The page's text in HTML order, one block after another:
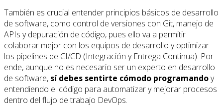
También es crucial entender principios básicos de desarrollo
de software, como control de versiones con Git, manejo de
APIs y depuración de código, pues ello va a permitir
colaborar mejor con los equipos de desarrollo y optimizar
los pipelines de CI/CD (Integración y Entrega Continua). Por
ende, aunque no es necesario ser un experto en desarrollo
de software, sí debes sentirte cómodo programandoy
entendiendo el código para automatizar y mejorar procesos
dentro del flujo de trabajo DevOps.